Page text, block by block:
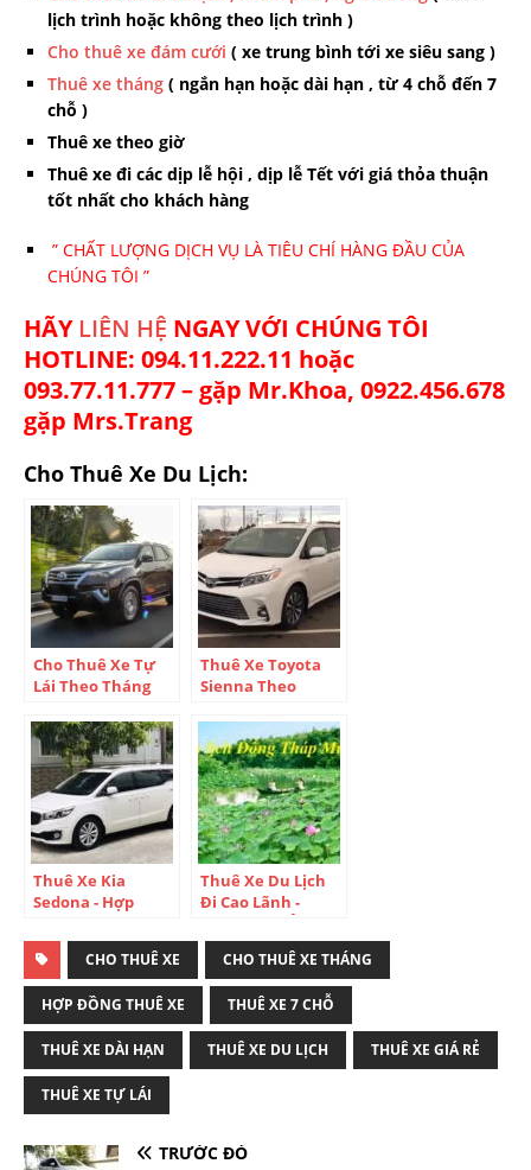
lịch trình hoặc không theo lịch trình )
Cho thuê xe đám cưới ( xe trung bình tới xe siêu sang )
Thuê xe tháng ( ngắn hạn hoặc dài hạn , từ 4 chỗ đến 7
chỗ )
Thuê xe theo giờ
Thuê xe đi các dịp lễ hội , dịp lễ Tết với giá thỏa thuận
tốt nhất cho khách hàng
” CHẤT LƯỢNG DỊCH VỤ LÀ TIÊU CHÍ HÀNG ĐẦU CỦA
CHÚNG TÔI ”
HÃY LIÊN HỆ NGAY VỚI CHÚNG TÔI
HOTLINE: 094.11.222.11 hoặc
093.77.11.777 – gặp Mr.Khoa, 0922.456.678
gặp Mrs.Trang
Cho Thuê Xe Du Lịch:
Cho Thuê Xe Tự
Lái Theo Tháng
Tại TP.HCM
Thuê Xe Toyota
Sienna Theo
TP.HCM
Thuê Xe Kia
Sedona - Hợp
TP.HCM
Thuê Xe Du Lịch
Đi Cao Lãnh -
- Tour Du Lich
Đồng Tháp Khám
Phá Miền Tây Thú
CHO THUÊ XE CHO THUÊ XE THÁNG
HỢP ĐỒNG THUÊ XE THUÊ XE 7 CHỖ
THUÊ XE DÀI HẠN THUÊ XE DU LỊCH THUÊ XE GIÁ RẺ
THUÊ XE TỰ LÁI
TRƯỚC ĐÓ